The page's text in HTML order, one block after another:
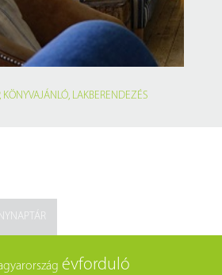
, KÖNYVAJÁNLÓ, LAKBERENDEZÉS
évforduló